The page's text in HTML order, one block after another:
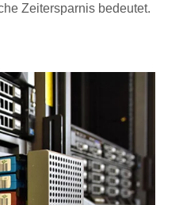
Zeitersparnis bedeutet.